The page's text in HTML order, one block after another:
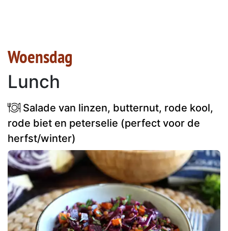
Woensdag
Lunch
Salade van linzen, butternut, rode kool,
rode biet en peterselie (perfect voor de
herfst/winter)